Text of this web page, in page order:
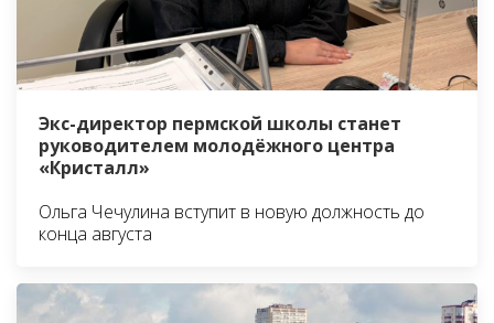
Экс-директор пермской школы станет
руководителем молодёжного центра
«Кристалл»
Ольга Чечулина вступит в новую должность до
конца августа